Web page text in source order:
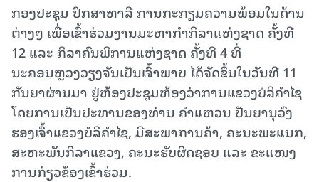
ກອງປະຊຸມ ປຶກສາຫາລື ການກະກຽມຄວາມພ້ອມໃນດ້ານ
ຕ່າງໆ ເພື່ອເຂົ້າຮ່ວມງານມະຫາກຳກິລາແຫ່ງຊາດ ຄັ້ງທີ
12 ແລະ ກິລາຄົນພິການແຫ່ງຊາດ ຄັ້ງທີ 4 ທີ່
ນະຄອນຫຼວງວຽງຈັນເປັນເຈົ້າພາບ ໄດ້ຈັດຂຶ້ນໃນວັນທີ 11
ກັນຍາຜ່ານມາ ຢູ່ຫ້ອງປະຊຸມຫ້ອງວ່າການແຂວງບໍລິຄໍາໄຊ
ໂດຍການເປັນປະທານຂອງທ່ານ ຄຳແຫວນ ປັນຍານຸວົງ
ຮອງເຈົ້າແຂວງບໍລິຄຳໄຊ, ມີສະພາການຄ້າ, ຄະນະພະແນກ,
ສະຫະພັນກິລາແຂວງ, ຄະນະຮັບຜິດຊອບ ແລະ ຂະແໜງ
ການກ່ຽວຂ້ອງເຂົ້າຮ່ວມ.